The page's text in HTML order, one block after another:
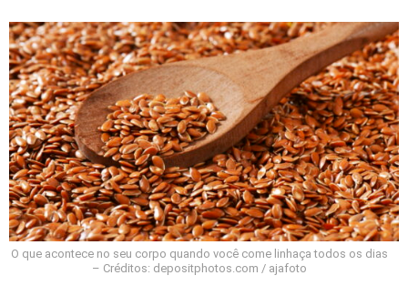
O que acontece no seu corpo quando você come linhaça todos os dias
– Créditos: depositphotos.com / ajafoto